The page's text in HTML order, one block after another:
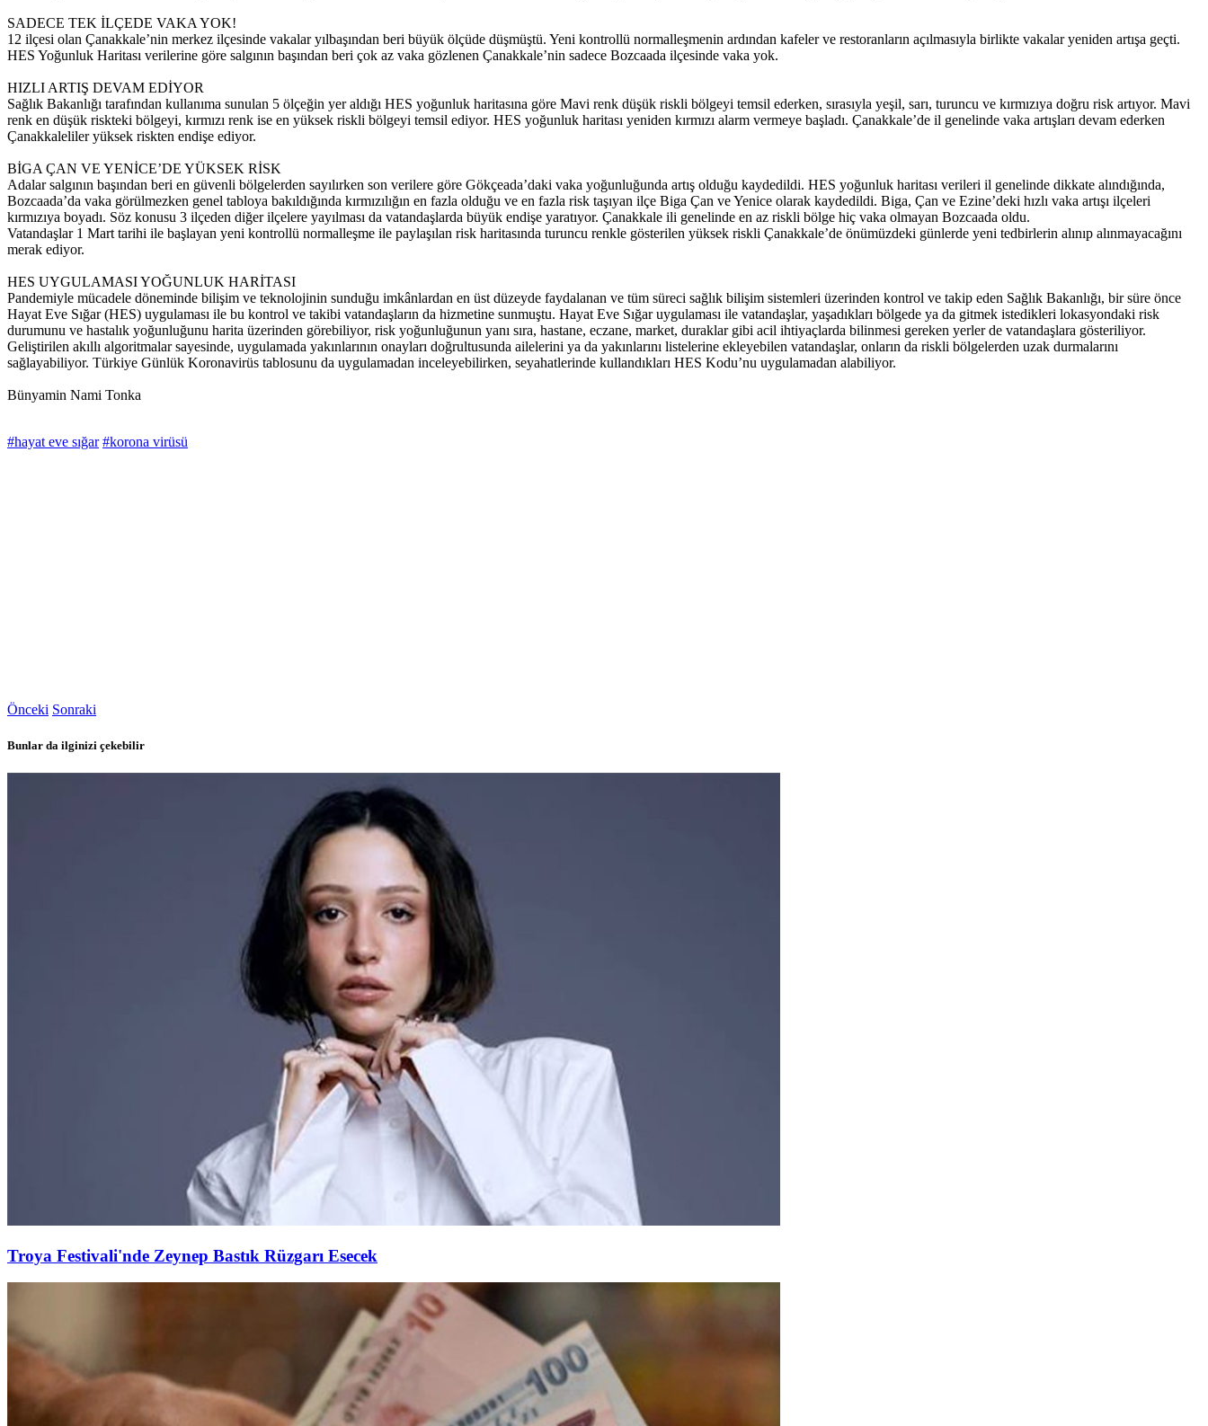
SADECE TEK İLÇEDE VAKA YOK!
12 ilçesi olan Çanakkale’nin merkez ilçesinde vakalar yılbaşından beri büyük ölçüde düşmüştü. Yeni kontrollü normalleşmenin ardından kafeler ve restoranların açılmasıyla birlikte vakalar yeniden artışa geçti.
HES Yoğunluk Haritası verilerine göre salgının başından beri çok az vaka gözlenen Çanakkale’nin sadece Bozcaada ilçesinde vaka yok.
HIZLI ARTIŞ DEVAM EDİYOR
Sağlık Bakanlığı tarafından kullanıma sunulan 5 ölçeğin yer aldığı HES yoğunluk haritasına göre Mavi renk düşük riskli bölgeyi temsil ederken, sırasıyla yeşil, sarı, turuncu ve kırmızıya doğru risk artıyor. Mavi
renk en düşük riskteki bölgeyi, kırmızı renk ise en yüksek riskli bölgeyi temsil ediyor. HES yoğunluk haritası yeniden kırmızı alarm vermeye başladı. Çanakkale’de il genelinde vaka artışları devam ederken
Çanakkaleliler yüksek riskten endişe ediyor.
BİGA ÇAN VE YENİCE’DE YÜKSEK RİSK
Adalar salgının başından beri en güvenli bölgelerden sayılırken son verilere göre Gökçeada’daki vaka yoğunluğunda artış olduğu kaydedildi. HES yoğunluk haritası verileri il genelinde dikkate alındığında,
Bozcaada’da vaka görülmezken genel tabloya bakıldığında kırmızılığın en fazla olduğu ve en fazla risk taşıyan ilçe Biga Çan ve Yenice olarak kaydedildi. Biga, Çan ve Ezine’deki hızlı vaka artışı ilçeleri
kırmızıya boyadı. Söz konusu 3 ilçeden diğer ilçelere yayılması da vatandaşlarda büyük endişe yaratıyor. Çanakkale ili genelinde en az riskli bölge hiç vaka olmayan Bozcaada oldu.
Vatandaşlar 1 Mart tarihi ile başlayan yeni kontrollü normalleşme ile paylaşılan risk haritasında turuncu renkle gösterilen yüksek riskli Çanakkale’de önümüzdeki günlerde yeni tedbirlerin alınıp alınmayacağını
merak ediyor.
HES UYGULAMASI YOĞUNLUK HARİTASI
Pandemiyle mücadele döneminde bilişim ve teknolojinin sunduğu imkânlardan en üst düzeyde faydalanan ve tüm süreci sağlık bilişim sistemleri üzerinden kontrol ve takip eden Sağlık Bakanlığı, bir süre önce
Hayat Eve Sığar (HES) uygulaması ile bu kontrol ve takibi vatandaşların da hizmetine sunmuştu. Hayat Eve Sığar uygulaması ile vatandaşlar, yaşadıkları bölgede ya da gitmek istedikleri lokasyondaki risk
durumunu ve hastalık yoğunluğunu harita üzerinden görebiliyor, risk yoğunluğunun yanı sıra, hastane, eczane, market, duraklar gibi acil ihtiyaçlarda bilinmesi gereken yerler de vatandaşlara gösteriliyor.
Geliştirilen akıllı algoritmalar sayesinde, uygulamada yakınlarının onayları doğrultusunda ailelerini ya da yakınlarını listelerine ekleyebilen vatandaşlar, onların da riskli bölgelerden uzak durmalarını
sağlayabiliyor. Türkiye Günlük Koronavirüs tablosunu da uygulamadan inceleyebilirken, seyahatlerinde kullandıkları HES Kodu’nu uygulamadan alabiliyor.
Bünyamin Nami Tonka
#hayat eve sığar #korona virüsü
Önceki Sonraki
Bunlar da ilginizi çekebilir
Troya Festivali'nde Zeynep Bastık Rüzgarı Esecek